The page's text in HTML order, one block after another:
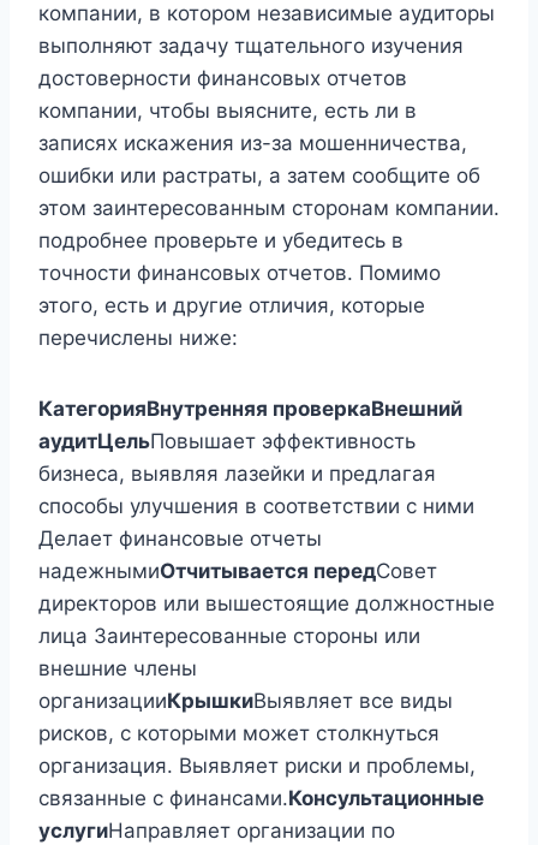
компании, в котором независимые аудиторы
выполняют задачу тщательного изучения
достоверности финансовых отчетов
компании, чтобы выясните, есть ли в
записях искажения из-за мошенничества,
ошибки или растраты, а затем сообщите об
этом заинтересованным сторонам компании.
подробнее проверьте и убедитесь в
точности финансовых отчетов. Помимо
этого, есть и другие отличия, которые
перечислены ниже:
КатегорияВнутренняя проверкаВнешний
аудитЦельПовышает эффективность
бизнеса, выявляя лазейки и предлагая
способы улучшения в соответствии с ними
Делает финансовые отчеты
надежнымиОтчитывается передСовет
директоров или вышестоящие должностные
лица Заинтересованные стороны или
внешние члены
организацииКрышкиВыявляет все виды
рисков, с которыми может столкнуться
организация. Выявляет риски и проблемы,
связанные с финансами.Консультационные
услугиНаправляет организации по